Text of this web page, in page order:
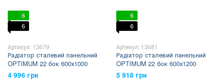
6
6
Артикул: 13679
Радіатор сталевий панельний
OPTIMUM 22 бок 600х1000
4 996 грн
6
6
Артикул: 13681
Радіатор сталевий панельний
OPTIMUM 22 бок 600х1200
5 918 грн